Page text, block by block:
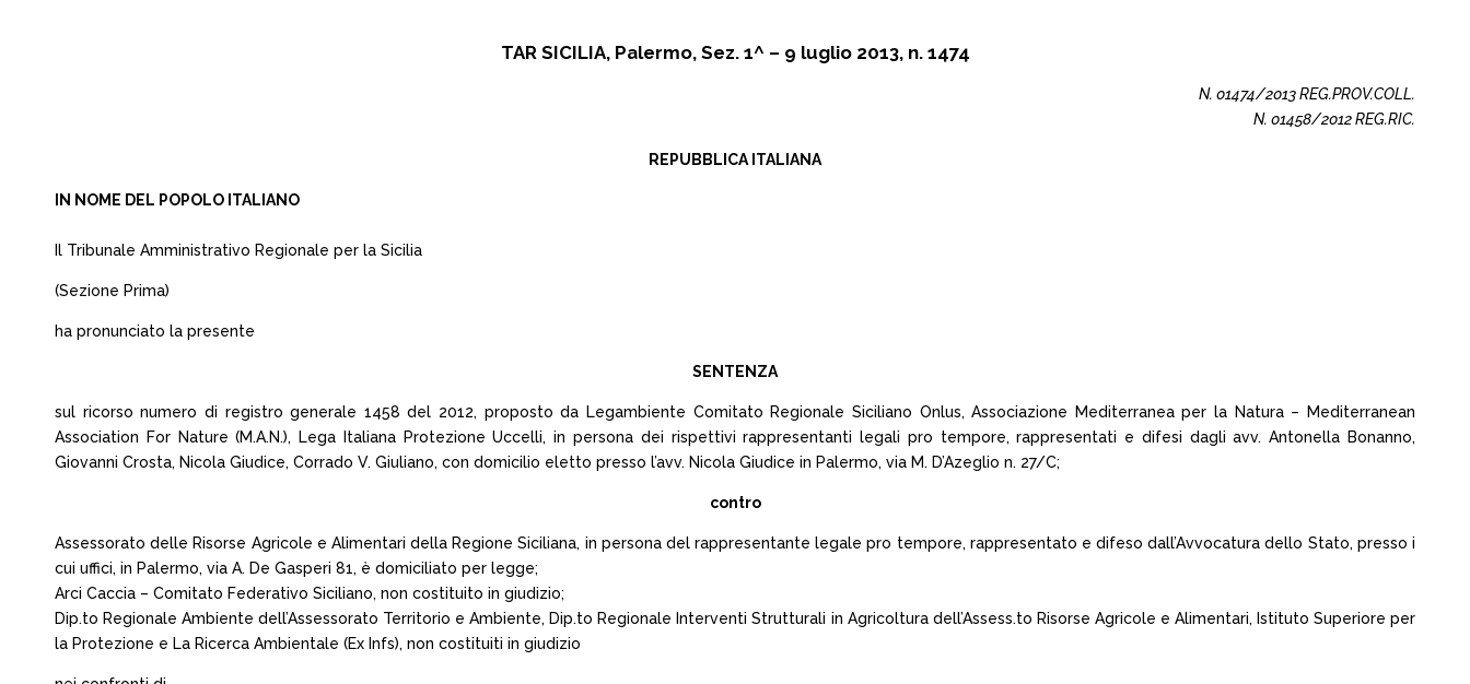
TAR SICILIA, Palermo, Sez. 1^ – 9 luglio 2013, n. 1474
N. 01474/2013 REG.PROV.COLL.
N. 01458/2012 REG.RIC.
REPUBBLICA ITALIANA
IN NOME DEL POPOLO ITALIANO
Il Tribunale Amministrativo Regionale per la Sicilia
(Sezione Prima)
ha pronunciato la presente
SENTENZA
sul ricorso numero di registro generale 1458 del 2012, proposto da Legambiente Comitato Regionale Siciliano Onlus, Associazione Mediterranea per la Natura – Mediterranean
Association For Nature (M.A.N.), Lega Italiana Protezione Uccelli, in persona dei rispettivi rappresentanti legali pro tempore, rappresentati e difesi dagli avv. Antonella Bonanno,
Giovanni Crosta, Nicola Giudice, Corrado V. Giuliano, con domicilio eletto presso l’avv. Nicola Giudice in Palermo, via M. D’Azeglio n. 27/C;
contro
Assessorato delle Risorse Agricole e Alimentari della Regione Siciliana, in persona del rappresentante legale pro tempore, rappresentato e difeso dall’Avvocatura dello Stato, presso i
cui uffici, in Palermo, via A. De Gasperi 81, è domiciliato per legge;
Arci Caccia – Comitato Federativo Siciliano, non costituito in giudizio;
Dip.to Regionale Ambiente dell’Assessorato Territorio e Ambiente, Dip.to Regionale Interventi Strutturali in Agricoltura dell’Assess.to Risorse Agricole e Alimentari, Istituto Superiore per
la Protezione e La Ricerca Ambientale (Ex Infs), non costituiti in giudizio